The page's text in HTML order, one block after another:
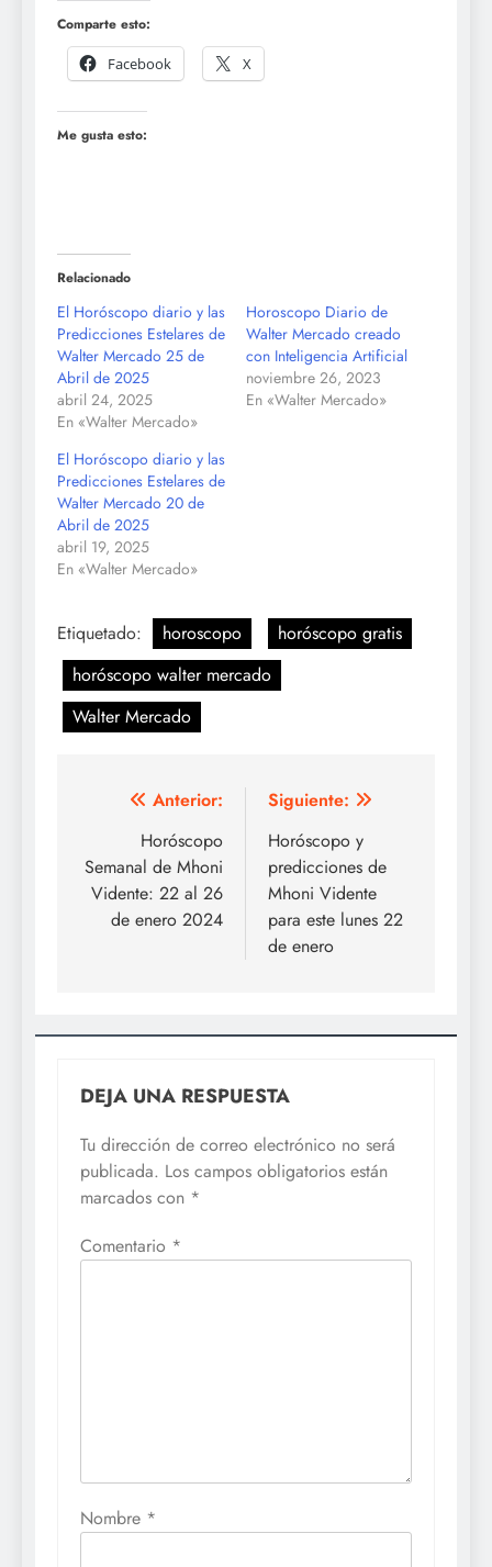
Comparte esto:
Facebook
X
Me gusta esto:
Relacionado
El Horóscopo diario y las
Predicciones Estelares de
Walter Mercado 25 de
Abril de 2025
abril 24, 2025
En «Walter Mercado»
Horoscopo Diario de
Walter Mercado creado
con Inteligencia Artificial
noviembre 26, 2023
En «Walter Mercado»
El Horóscopo diario y las
Predicciones Estelares de
Walter Mercado 20 de
Abril de 2025
abril 19, 2025
En «Walter Mercado»
Etiquetado: horoscopo
horóscopo gratis
horóscopo walter mercado
Walter Mercado
Navegación
entradas
Anterior:
Horóscopo
Semanal de Mhoni
Vidente: 22 al 26
de enero 2024
Siguiente:
Horóscopo y
predicciones de
Mhoni Vidente
para este lunes 22
de enero
DEJA UNA RESPUESTA
Tu dirección de correo electrónico no será
publicada. Los campos obligatorios están
marcados con *
Comentario *
Nombre *